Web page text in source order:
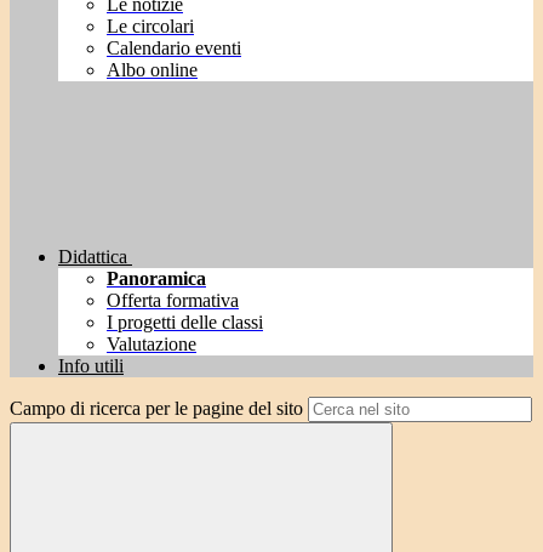
Le notizie
Le circolari
Calendario eventi
Albo online
Didattica
Panoramica
Offerta formativa
I progetti delle classi
Valutazione
Info utili
Campo di ricerca per le pagine del sito